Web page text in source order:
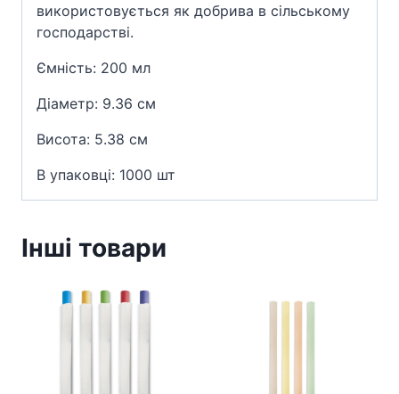
використовується як добрива в сільському
господарстві.
Ємність: 200 мл
Діаметр: 9.36 см
Висота: 5.38 см
В упаковці: 1000 шт
Інші товари